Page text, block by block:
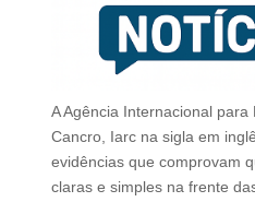
A Agência Internacional para
Cancro, Iarc na sigla em
evidências que comprovam
claras e simples na frente